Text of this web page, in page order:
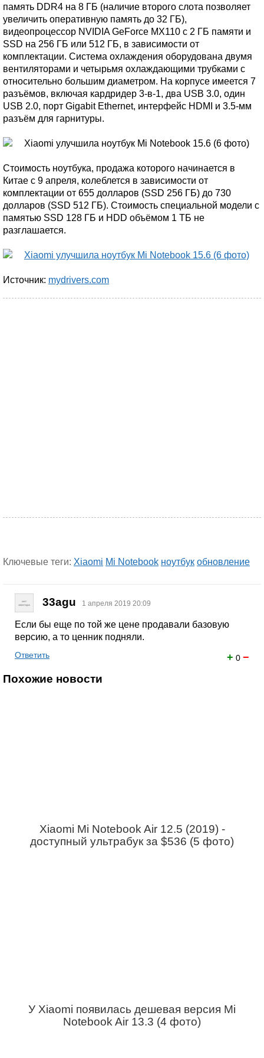
память DDR4 на 8 ГБ (наличие второго слота позволяет
увеличить оперативную память до 32 ГБ),
видеопроцессор NVIDIA GeForce MX110 с 2 ГБ памяти и
SSD на 256 ГБ или 512 ГБ, в зависимости от
комплектации. Система охлаждения оборудована двумя
вентиляторами и четырьмя охлаждающими трубками с
относительно большим диаметром. На корпусе имеется 7
разъёмов, включая кардридер 3-в-1, два USB 3.0, один
USB 2.0, порт Gigabit Ethernet, интерфейс HDMI и 3.5-мм
разъём для гарнитуры.
Стоимость ноутбука, продажа которого начинается в
Китае с 9 апреля, колеблется в зависимости от
комплектации от 655 долларов (SSD 256 ГБ) до 730
долларов (SSD 512 ГБ). Стоимость специальной модели с
памятью SSD 128 ГБ и HDD объёмом 1 ТБ не
разглашается.
Источник: mydrivers.com
Ключевые теги: Xiaomi Mi Notebook ноутбук обновление
33agu 1 апреля 2019 20:09
Если бы еще по той же цене продавали базовую
версию, а то ценник подняли.
+ 0 −
Ответить
Похожие новости
Xiaomi Mi Notebook Air 12.5 (2019) -
доступный ультрабук за $536 (5 фото)
У Xiaomi появилась дешевая версия Mi
Notebook Air 13.3 (4 фото)